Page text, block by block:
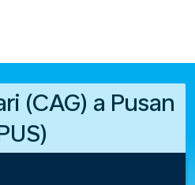
(CAG) a Pusan